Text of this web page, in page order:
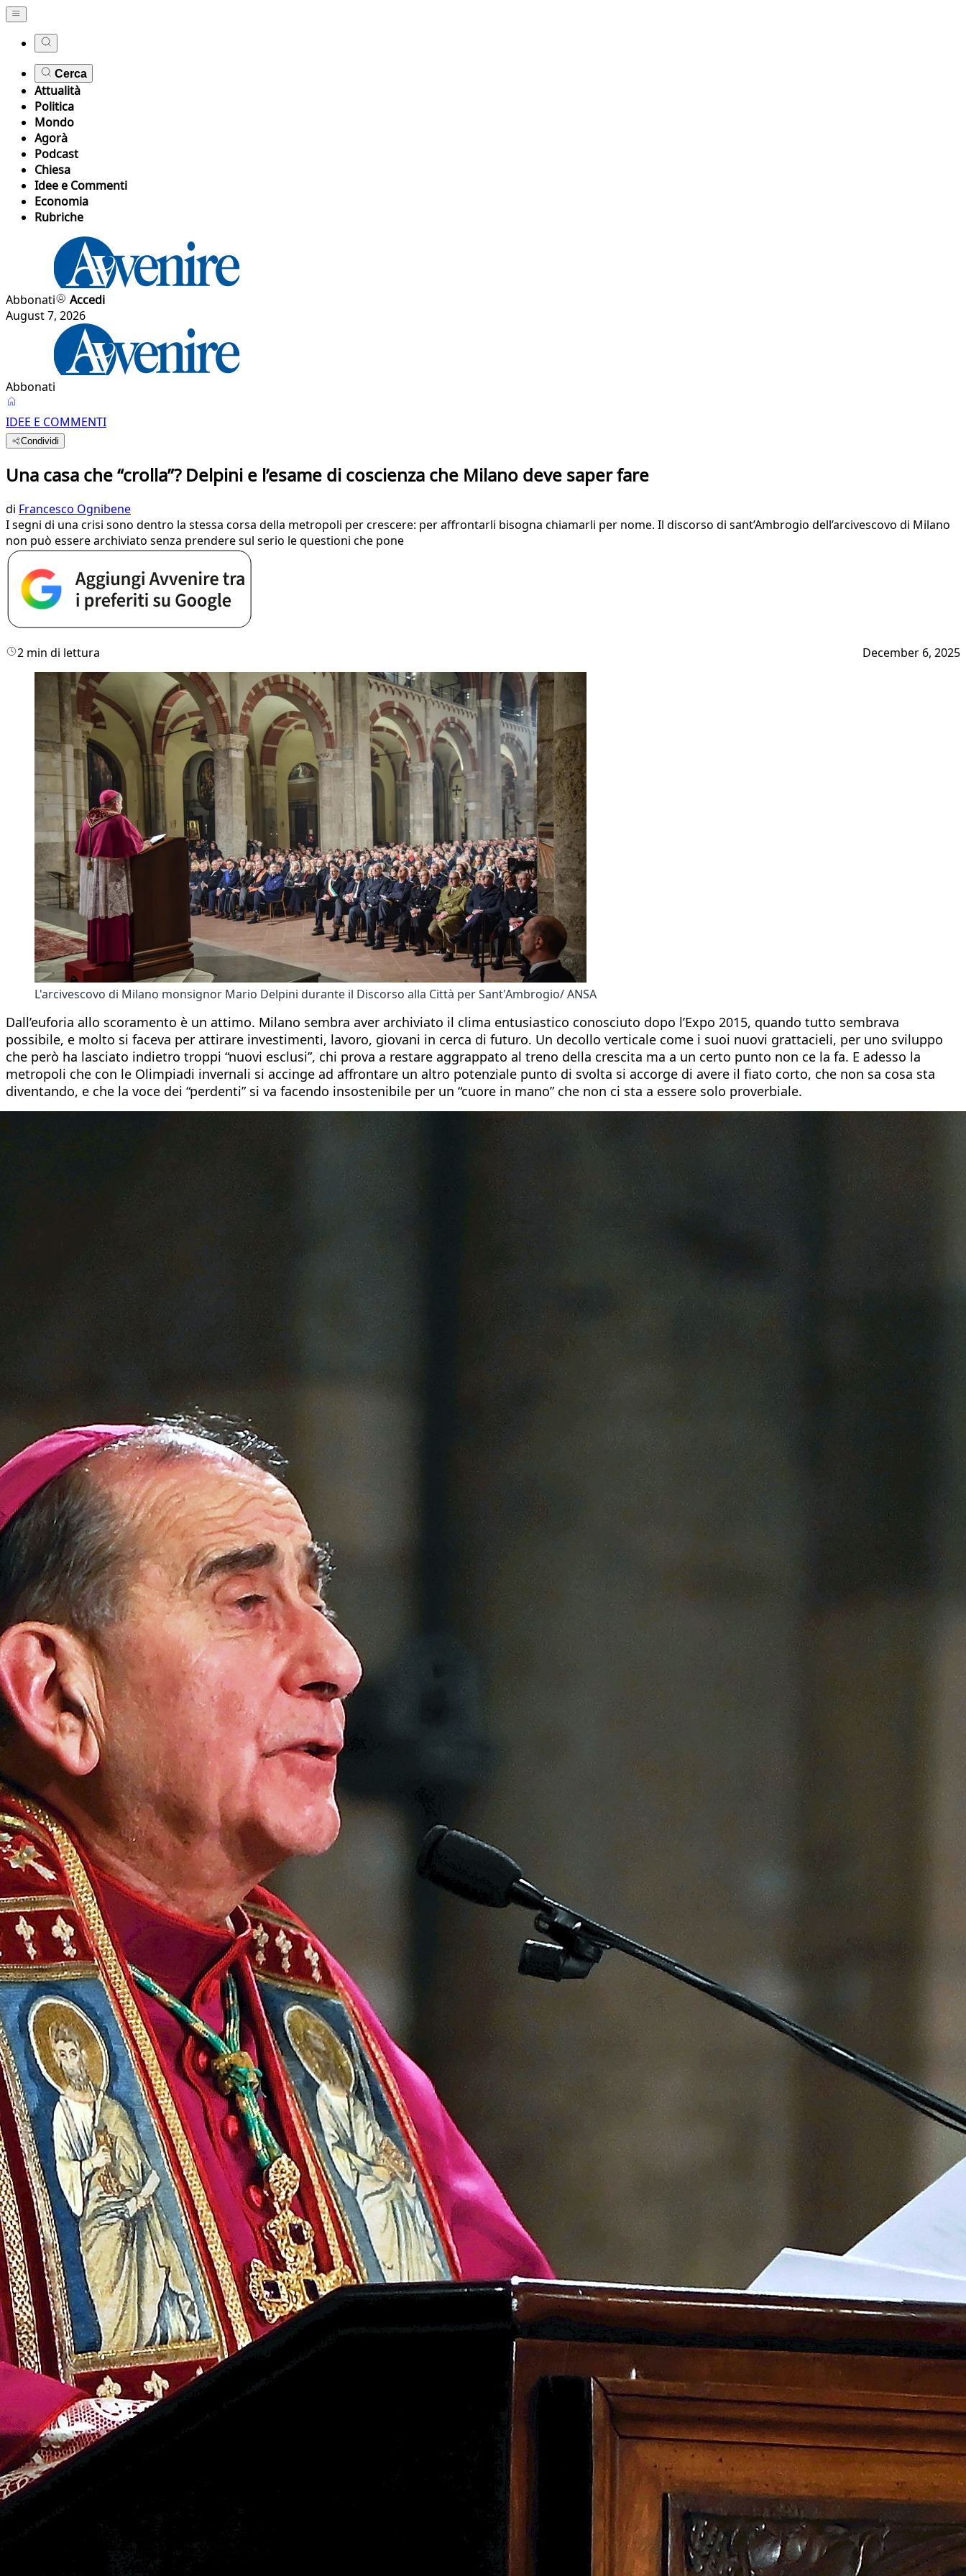
Cerca
Attualità
Politica
Mondo
Agorà
Podcast
Chiesa
Idee e Commenti
Economia
Rubriche
Abbonati
Accedi
August 7, 2026
Abbonati
IDEE E COMMENTI
Condividi
Una casa che “crolla”? Delpini e l’esame di coscienza che Milano deve saper fare
di Francesco Ognibene
I segni di una crisi sono dentro la stessa corsa della metropoli per crescere: per affrontarli bisogna chiamarli per nome. Il discorso di sant’Ambrogio dell’arcivescovo di Milano
non può essere archiviato senza prendere sul serio le questioni che pone
2 min di lettura December 6, 2025
L'arcivescovo di Milano monsignor Mario Delpini durante il Discorso alla Città per Sant'Ambrogio/ ANSA
Dall’euforia allo scoramento è un attimo. Milano sembra aver archiviato il clima entusiastico conosciuto dopo l’Expo 2015, quando tutto sembrava
possibile, e molto si faceva per attirare investimenti, lavoro, giovani in cerca di futuro. Un decollo verticale come i suoi nuovi grattacieli, per uno sviluppo
che però ha lasciato indietro troppi “nuovi esclusi”, chi prova a restare aggrappato al treno della crescita ma a un certo punto non ce la fa. E adesso la
metropoli che con le Olimpiadi invernali si accinge ad affrontare un altro potenziale punto di svolta si accorge di avere il fiato corto, che non sa cosa sta
diventando, e che la voce dei “perdenti” si va facendo insostenibile per un “cuore in mano” che non ci sta a essere solo proverbiale.